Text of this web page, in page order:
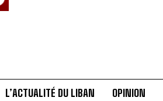
L’ACTUALITÉ DU LIBAN OPINION